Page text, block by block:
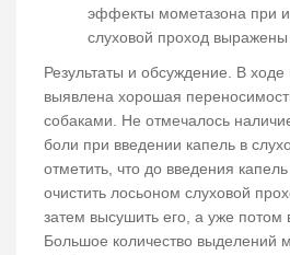
эффекты мометазона при
слуховой проход
Результаты и обсуждение. В
выявлена хорошая
собаками. Не отмечалось
боли при введении капель в
отметить, что до введения
очистить лосьоном слуховой
затем высушить его, а уже потом
Большое количество выделений